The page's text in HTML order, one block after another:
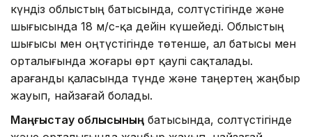
күндіз облыстың батысында, солтүстігінде және
шығысында 18 м/с-қа дейін күшейеді. Облыстың
шығысы мен оңтүстігінде төтенше, ал батысы мен
орталығында жоғары өрт қаупі сақталады.
Қарағанды қаласында түнде және таңертең жаңбыр
жауып, найзағай болады.
Маңғыстау облысының батысында, солтүстігінде